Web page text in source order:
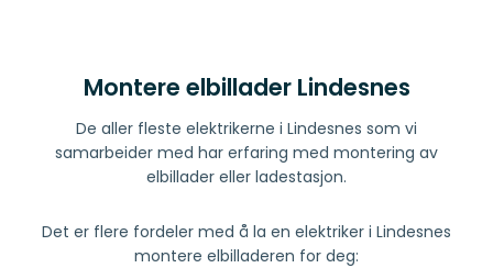
Montere elbillader Lindesnes
De aller fleste elektrikerne i Lindesnes som vi
samarbeider med har erfaring med montering av
elbillader eller ladestasjon.
Det er flere fordeler med å la en elektriker i Lindesnes
montere elbilladeren for deg: